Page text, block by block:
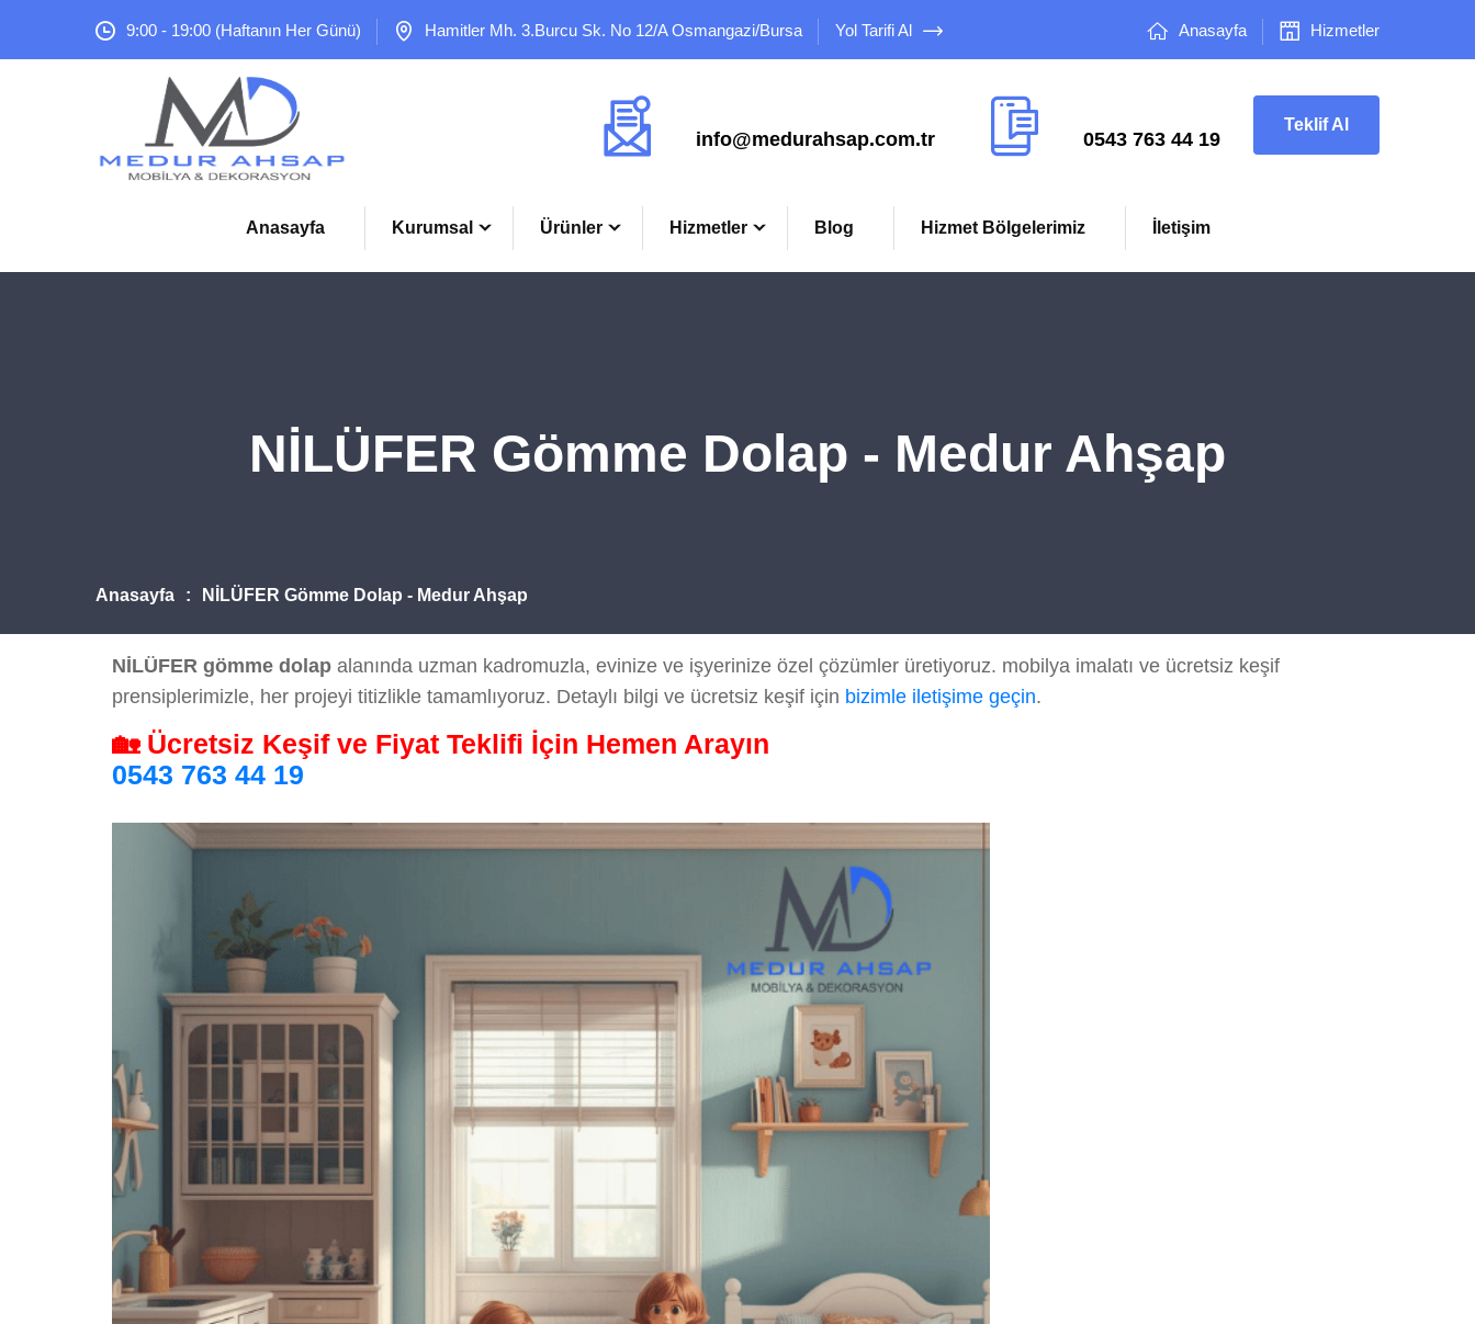
9:00 - 19:00 (Haftanın Her Günü) Hamitler Mh. 3.Burcu Sk. No 12/A Osmangazi/Bursa Yol Tarifi Al Anasayfa Hizmetler
info@medurahsap.com.tr 0543 763 44 19
Teklif Al
Anasayfa Kurumsal Ürünler Hizmetler Blog Hizmet Bölgelerimiz İletişim
NİLÜFER Gömme Dolap - Medur Ahşap
Anasayfa NİLÜFER Gömme Dolap - Medur Ahşap
NİLÜFER gömme dolap alanında uzman kadromuzla, evinize ve işyerinize özel çözümler üretiyoruz. mobilya imalatı ve ücretsiz keşif
prensiplerimizle, her projeyi titizlikle tamamlıyoruz. Detaylı bilgi ve ücretsiz keşif için bizimle iletişime geçin.
🏡 Ücretsiz Keşif ve Fiyat Teklifi İçin Hemen Arayın
0543 763 44 19